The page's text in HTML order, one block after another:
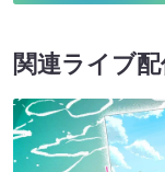
関連ライブ